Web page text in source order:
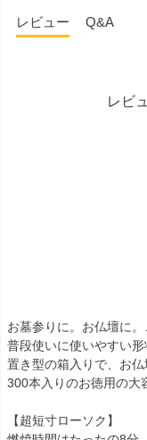
ール国分寺ビル ■メモ
数珠 #念珠 #線香 #ロ
レビュー Q&A
レビ
お墓参りに。お仏壇に
普段使いに使いやすい形
置き型の箱入りで、お仏
300本入りのお徳用の大
【超短寸ローソク】